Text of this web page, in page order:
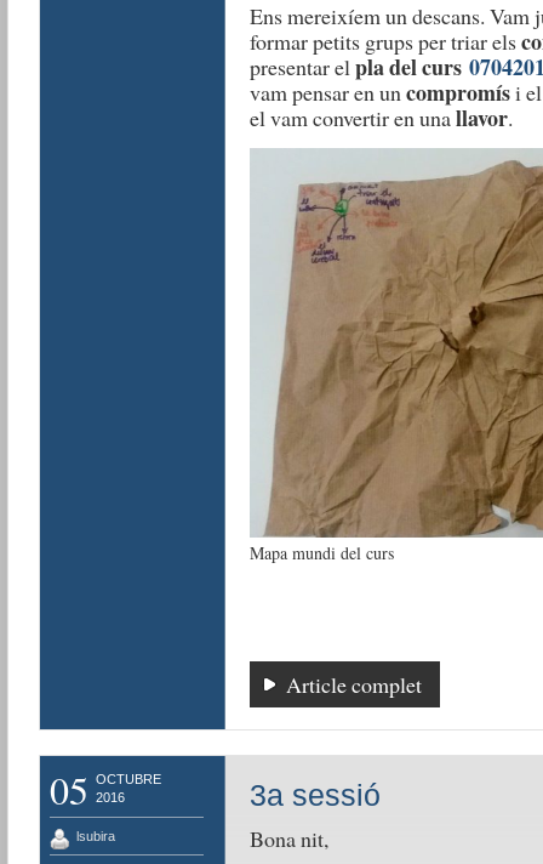
Ens mereixíem un descans. Vam
formar petits grups per triar els
presentar elpla del curs
vam pensar en uncompromísi el
el vam convertir en unallavor.
Mapa mundi del curs
Article complet
05
OCTUBRE
2016
lsubira
3a sessió
Bona nit,